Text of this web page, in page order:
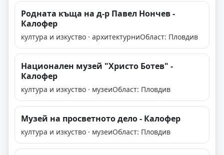
Родната къща на д-р Павел Нончев -
Калофер
култура и изкуство · архитектурниОбласт: Пловдив
Национален музей "Христо Ботев" -
Калофер
култура и изкуство · музеиОбласт: Пловдив
Музей на просветното дело - Калофер
култура и изкуство · музеиОбласт: Пловдив